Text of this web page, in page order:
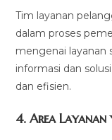
Tim layanan
dalam proses
mengenai layanan
informasi dan
dan efisien.
4.Area Layanan